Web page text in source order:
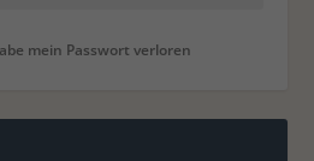
mein Passwort verloren